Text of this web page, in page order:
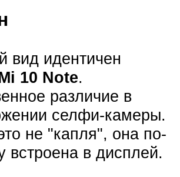
вид идентичен
10 Note.
различие в
селфи-камеры.
не "капля", она по-
встроена в дисплей.